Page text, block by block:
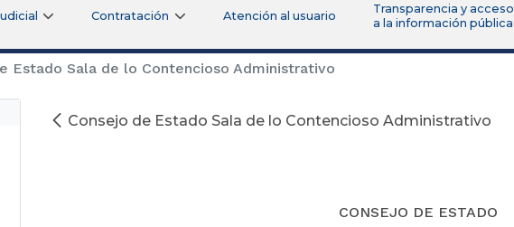
Contratación Atención al usuario
Transparencia y acceso
a la información pública
Estado Sala de lo Contencioso Administrativo
Consejo de Estado Sala de lo Contencioso Administrativo
CONSEJO DE ESTADO